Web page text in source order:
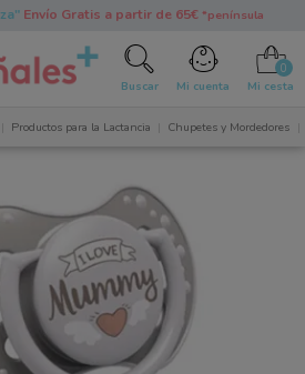
Envío Gratis a partir de 65€ *península
Buscar Mi cuenta Mi cesta
Productos para la Lactancia Chupetes y Mordedores